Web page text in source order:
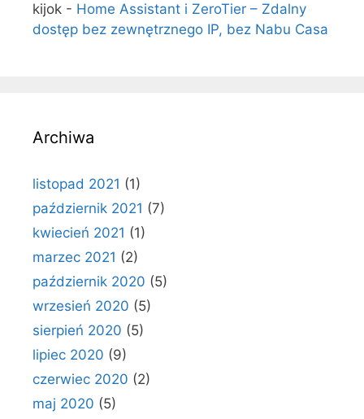
kijok - Home Assistant i ZeroTier – Zdalny
dostęp bez zewnętrznego IP, bez Nabu Casa
Archiwa
listopad 2021 (1)
październik 2021 (7)
kwiecień 2021 (1)
marzec 2021 (2)
październik 2020 (5)
wrzesień 2020 (5)
sierpień 2020 (5)
lipiec 2020 (9)
czerwiec 2020 (2)
maj 2020 (5)